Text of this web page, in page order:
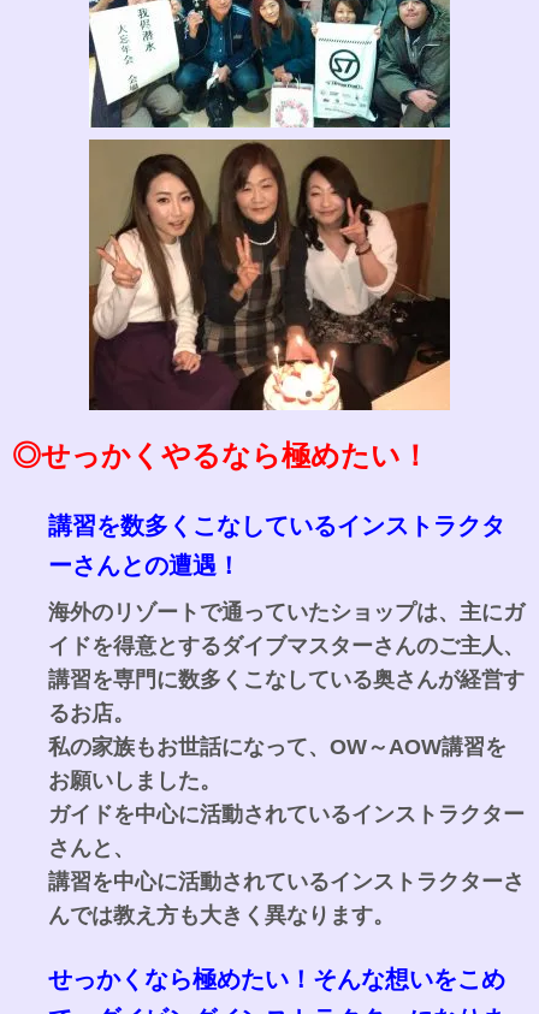
◎せっかくやるなら極めたい！
講習を数多くこなしているインストラクタ
ーさんとの遭遇 ！
海外のリゾートで通っていたショップは、主にガ
イドを得意とするダイブマスターさんのご主人、
講習を専門に数多くこなしている奥さんが経営す
るお店。
私の家族もお世話になって、OW～AOW講習を
お願いしました。
ガイドを中心に活動されているインストラクター
さんと、
講習を中心に活動されているインストラクターさ
んでは教え方も大きく異なります。
せっかくなら極めたい！そんな想いをこめ